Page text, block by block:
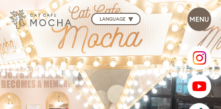
LANGUAGE